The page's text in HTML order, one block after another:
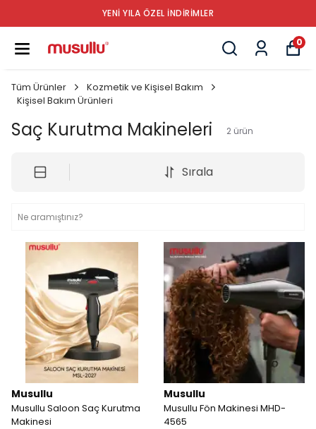
YENİ YILA ÖZEL İNDİRİMLER
0
Tüm Ürünler
Kozmetik ve Kişisel Bakım
Kişisel Bakım Ürünleri
Saç Kurutma Makineleri 2 ürün
Sırala
Musullu
Musullu Saloon Saç Kurutma
Makinesi
Musullu
Musullu Fön Makinesi MHD-
4565